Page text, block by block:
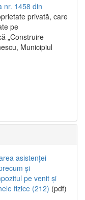
nr. 1458 din
privată, care
pe
„Construire
Municipiul
asistenței
și
pe venit și
fizice (212) (pdf)